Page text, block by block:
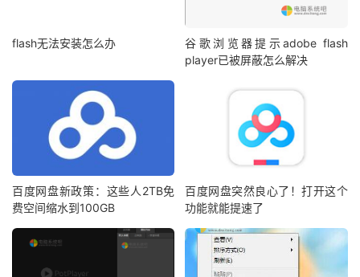
flash无法安装怎么办
谷歌浏览器提示adobe flash
player已被屏蔽怎么解决
百度网盘新政策：这些人2TB免
费空间缩水到100GB
百度网盘突然良心了！打开这个
功能就能提速了